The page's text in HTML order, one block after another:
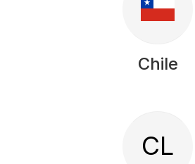
Chile
CL